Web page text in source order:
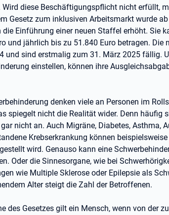
diese Beschäftigungspflicht nicht erfüllt,
Gesetz zum inklusiven Arbeitsmarkt wurde
Einführung einer neuen Staffel erhöht. Sie
und jährlich bis zu 51.840 Euro betragen. Die
und sind erstmalig zum 31. März 2025 fällig.
einstellen, können ihre
denken viele an Personen im
spiegelt nicht die Realität wider. Denn häufig
nicht an. Auch Migräne, Diabetes, Asthma,
Krebserkrankung können
wird. Genauso kann eine
Oder die Sinnesorgane, wie bei
wie Multiple Sklerose oder Epilepsie als
Alter steigt die Zahl der Betroffenen.
des Gesetzes gilt ein Mensch, wenn von der